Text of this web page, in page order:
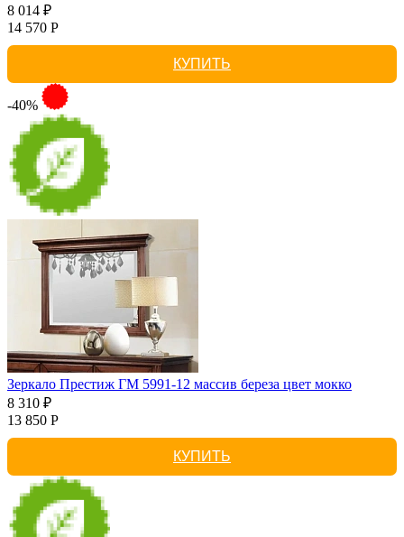
8 014 ₽
14 570 Р
КУПИТЬ
-40%
Зеркало Престиж ГМ 5991-12 массив береза цвет мокко
8 310 ₽
13 850 Р
КУПИТЬ